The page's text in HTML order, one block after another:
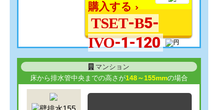
購入する
TSET-B5-
IVO-1-120
マンション
床から排水管中央までの高さが148～155mmの場合